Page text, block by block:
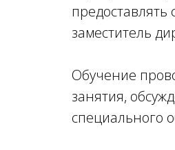
предоставлять
заместитель
Обучение
занятия,
специального